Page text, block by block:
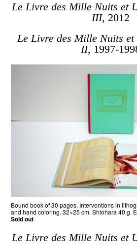
Le Livre des Mille Nuits et
III, 2012
Le Livre des Mille Nuits
II, 1997-
Bound book of 30 pages. Interventions in
and hand coloring. 32×25 cm. Shiohara 40 g.
Sold out
Le Livre des Mille Nuits et